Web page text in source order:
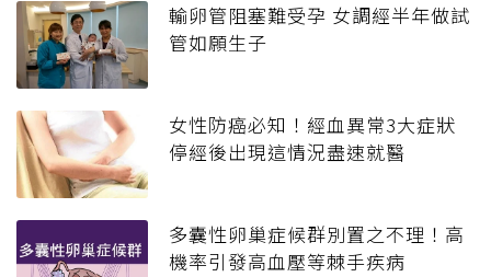
輸卵管阻塞難受孕 女調經半年做試
管如願生子
女性防癌必知！經血異常3大症狀
停經後出現這情況盡速就醫
多囊性卵巢症候群別置之不理！高
機率引發高血壓等棘手疾病